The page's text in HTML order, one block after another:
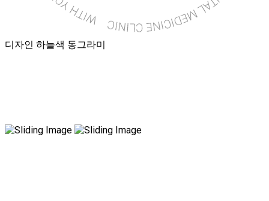
에는 서비스 이용에 불편이 발생할 수 있습니다.
- 설정방법 보기(인터넷 익스플로어의 경우) : 웹 브라우저 상단의 '도구' 선택
> 인터넷 옵션 > 개인정보 순으로 선택
회사는 고객의 개인정보를 보호하고 개인정보와 관련한 민원을 처리하기 위
하여 아래와 같이 개인정보관리책임자를 지정해 개인정보를 관리하고 있습
3. 대검찰청 인터넷범죄수사센터 (02-3480-3600)
디자인 하늘색 동그라미